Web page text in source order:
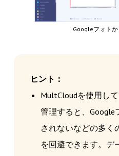
Googleフォト
ヒント：
MultCloudを使用し
管理すると、Google
されないなどの多く
を回避できます。デ